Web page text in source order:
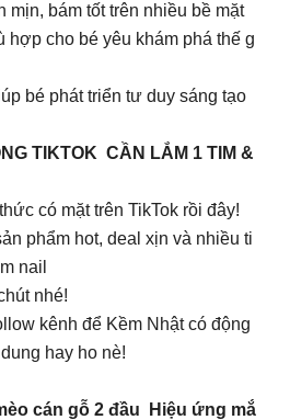
mịn, bám tốt trên nhiều bề mặt
hợp cho bé yêu khám phá thế g
bé phát triển tư duy sáng tạo
TIKTOK CẦN LẮM 1 TIM &
có mặt trên TikTok rồi đây!
phẩm hot, deal xịn và nhiều ti
nail
nhé!
kênh để Kềm Nhật có động
hay ho nè!
cán gỗ 2 đầu Hiệu ứng mắ